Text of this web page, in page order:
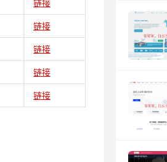
链接
链接
链接
链接
链接